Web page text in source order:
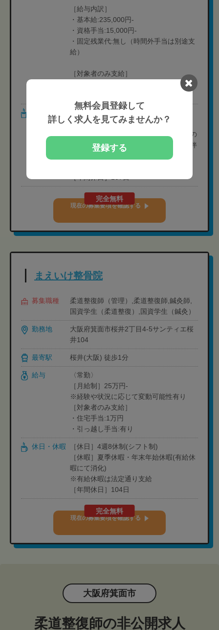
［給与内訳］
・基本給:235,000円-
・資格手当:15,000円-
・固定残業代:無し（時間外手当は別途支
給）
［対象者のみ支給］
・扶養手当:有り（配偶者15,000円、子
［休日］月8日-9日休
［休暇］特別休暇,生理休暇,産前産後休
暇,子の看護のための休暇,母性健康管理の
ための休暇等,裁判員休暇,天災地変等に伴
完全無料
現在の募集要項を確認する
まえいけ整骨院
募集職種
柔道整復師（管理）,柔道整復師,鍼灸師,
国資学生（柔道整復）,国資学生（鍼灸）
勤務地
大阪府箕面市桜井2丁目4-5サンティエ桜
井104
最寄駅 桜井(大阪) 徒歩1分
給与
〈常勤〉
［月給制］25万円-
※経験や状況に応じて変動可能性有り
［対象者のみ支給］
・住宅手当:1万円
・引っ越し手当:有り
休日・休暇
［休日］4週8休制(シフト制)
［休暇］夏季休暇・年末年始休暇(有給休
暇にて消化)
※有給休暇は法定通り支給
［年間休日］104日
完全無料
現在の募集要項を確認する
大阪府箕面市
柔道整復師の非公開求人
無料会員登録して
詳しく求人を見てみませんか？
登録する